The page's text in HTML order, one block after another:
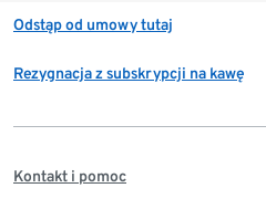
Odstąp od umowy tutaj
Rezygnacja z subskrypcji na kawę
Kontakt i pomoc